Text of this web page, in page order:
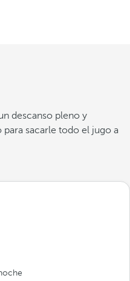
descanso pleno y
sacarle todo el jugo a